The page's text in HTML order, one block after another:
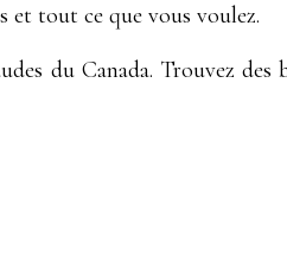
et tout ce que vous voulez.
du Canada. Trouvez